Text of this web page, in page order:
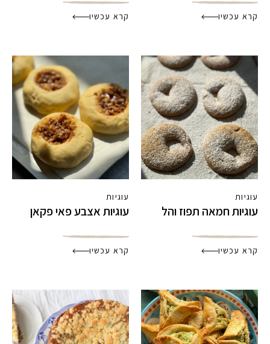
קרא עכשיו קרא עכשיו
עוגיות
עוגיות חמאה תפוז והל
קרא עכשיו
עוגיות
עוגיות אצבע פאי פקאן
קרא עכשיו